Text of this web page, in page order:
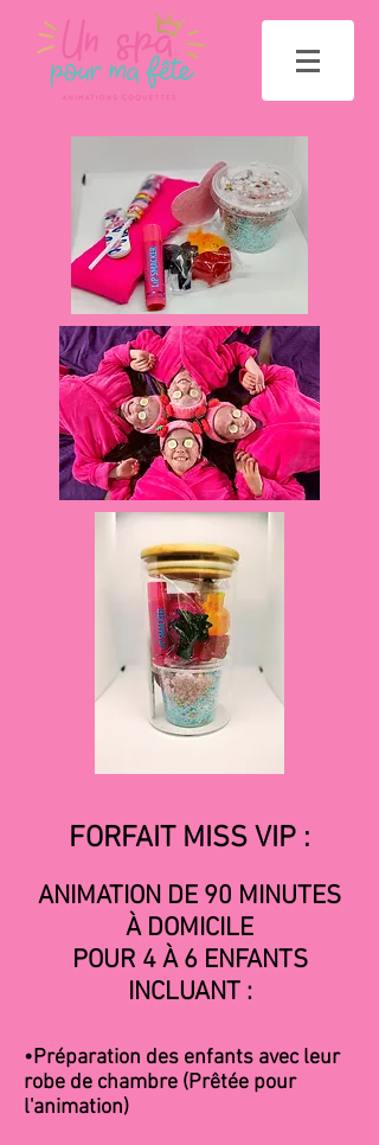
FORFAIT MISS VIP :
ANIMATION DE 90 MINUTES
À DOMICILE
POUR 4 À 6 ENFANTS
INCLUANT :
•Préparation des enfants avec leur
robe de chambre (Prêtée pour
l'animation)